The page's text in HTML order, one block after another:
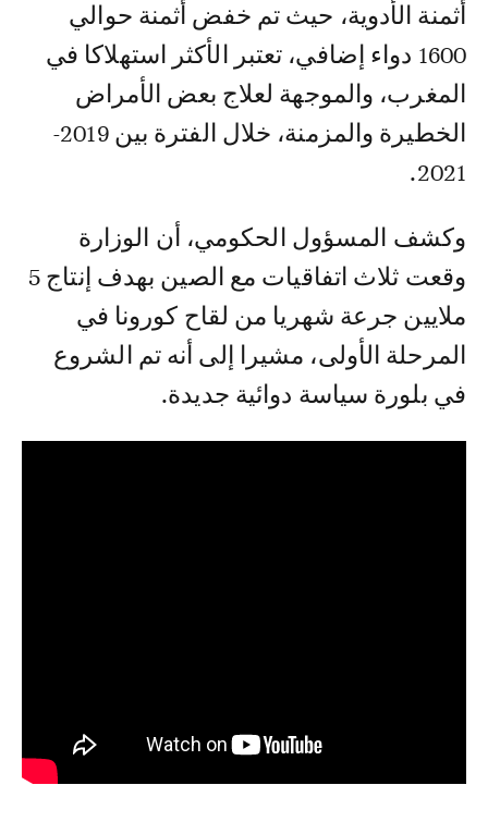
أثمنة الأدوية، حيث تم خفض أثمنة حوالي
1600 دواء إضافي، تعتبر الأكثر استهلاكا في
المغرب، والموجهة لعلاج بعض الأمراض
الخطيرة والمزمنة، خلال الفترة بين 2019-
2021.
وكشف المسؤول الحكومي، أن الوزارة
وقعت ثلاث اتفاقيات مع الصين بهدف إنتاج 5
ملايين جرعة شهريا من لقاح كورونا في
المرحلة الأولى، مشيرا إلى أنه تم الشروع
في بلورة سياسة دوائية جديدة.